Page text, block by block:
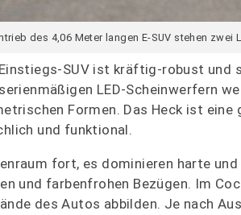
des 4,06 Meter langen E-SUV stehen zwei
SUV ist kräftig-robust und
LED-Scheinwerfern
Formen. Das Heck ist
und funktional.
fort, es dominieren harte
und farbenfrohen Bezügen. Im
des Autos abbilden. Je nach